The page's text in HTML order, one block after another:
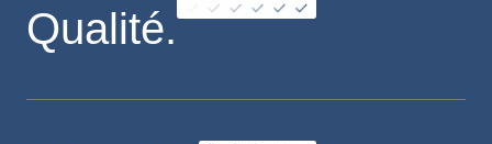
Qualité.